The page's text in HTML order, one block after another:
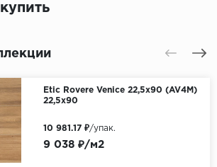
Etic Rovere Venice 22,5x90 (AV4M)
22,5x90
9 038 ₽/м2
10 981.17 ₽/упак.